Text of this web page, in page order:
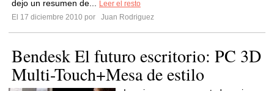
dejo un resumen de...
Leer el resto
El 17 diciembre 2010 por
Juan Rodriguez
Bendesk El futuro escritorio: PC 3D
Multi-Touch+Mesa de estilo